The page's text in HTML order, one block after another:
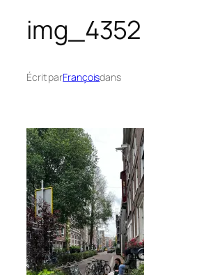
img_4352
Écrit parFrançoisdans